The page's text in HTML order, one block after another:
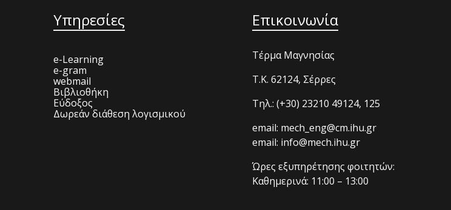
Υπηρεσίες
e-Learning
e-gram
webmail
Βιβλιοθήκη
Εύδοξος
Δωρεάν διάθεση λογισμικού
Επικοινωνία
Τέρμα Μαγνησίας
T.K. 62124, Σέρρες
Τηλ.: (+30) 23210 49124, 125
email: mech_eng@cm.ihu.gr
email: info@mech.ihu.gr
Ώρες εξυπηρέτησης φοιτητών:
Καθημερινά: 11:00 – 13:00